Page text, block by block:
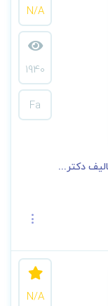
N/A
1940
Fa
N/A